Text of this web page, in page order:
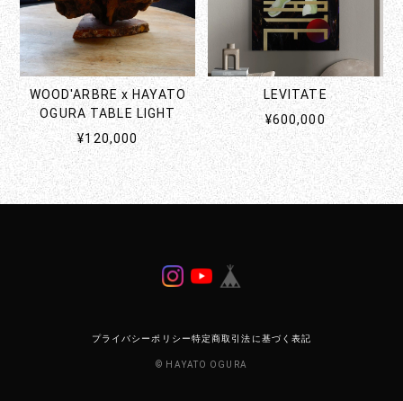
WOOD'ARBRE x HAYATO
OGURA TABLE LIGHT
¥120,000
LEVITATE
¥600,000
プライバシーポリシー特定商取引法に基づく表記
© HAYATO OGURA